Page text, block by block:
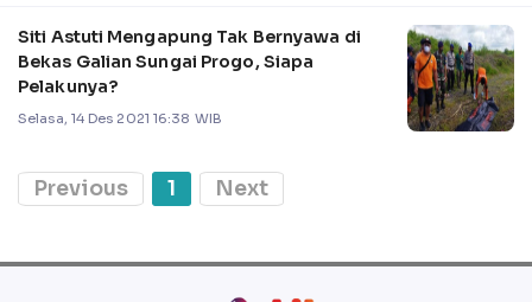
Siti Astuti Mengapung Tak Bernyawa di
Bekas Galian Sungai Progo, Siapa
Pelakunya?
Selasa, 14 Des 2021 16:38 WIB
Previous 1 Next